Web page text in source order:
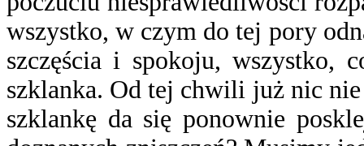
wszystko, w czym do tej pory
szczęścia i spokoju, wszystko,
szklanka. Od tej chwili już nic
szklankę da się ponownie